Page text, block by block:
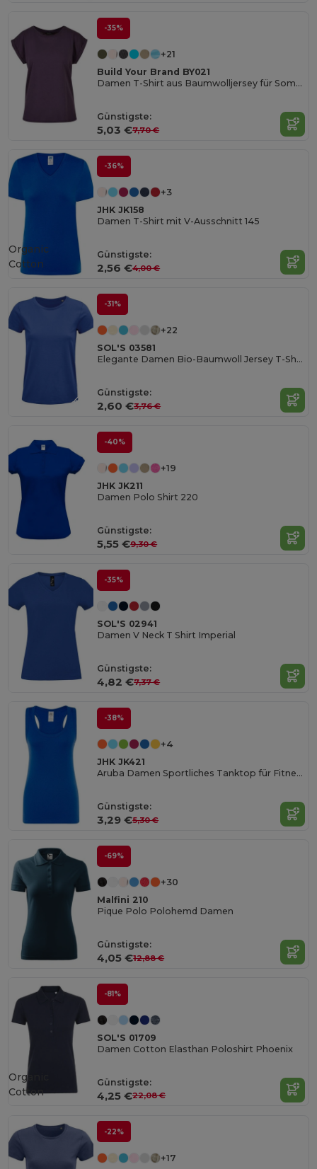
-35%
+21
Build Your Brand BY021
Damen T-Shirt aus Baumwolljersey für Sommer
Günstigste:
5,03 €7,70 €
-36%
+3
JHK JK158
Damen T-Shirt mit V-Ausschnitt 145
Günstigste:
2,56 €4,00 €
Organic
Cotton
-31%
+22
SOL'S 03581
Elegante Damen Bio-Baumwoll Jersey T-Shirt
Günstigste:
2,60 €3,76 €
-40%
+19
JHK JK211
Damen Polo Shirt 220
Günstigste:
5,55 €9,30 €
-35%
SOL'S 02941
Damen V Neck T Shirt Imperial
Günstigste:
4,82 €7,37 €
-38%
+4
JHK JK421
Aruba Damen Sportliches Tanktop für Fitness
Günstigste:
3,29 €5,30 €
-69%
+30
Malfini 210
Pique Polo Polohemd Damen
Günstigste:
4,05 €12,88 €
-81%
SOL'S 01709
Damen Cotton Elasthan Poloshirt Phoenix
Günstigste:
4,25 €22,08 €
Organic
Cotton
-22%
+17